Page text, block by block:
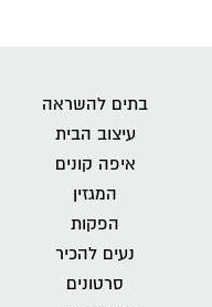
בתים להשראה
עיצוב הבית
איפה קונים
המגזין
הפקות
נעים להכיר
סרטונים